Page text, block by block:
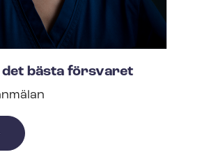
det bästa försvaret